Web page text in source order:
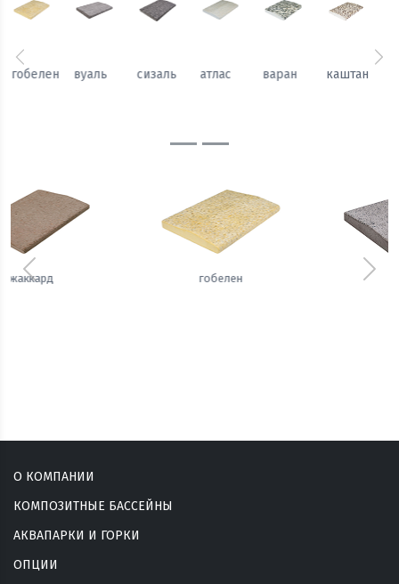
каштан жаккард гобелен вуаль сизаль атлас
Предыдущий
Предыдущий
О КОМПАНИИ
КОМПОЗИТНЫЕ БАССЕЙНЫ
АКВАПАРКИ И ГОРКИ
ОПЦИИ